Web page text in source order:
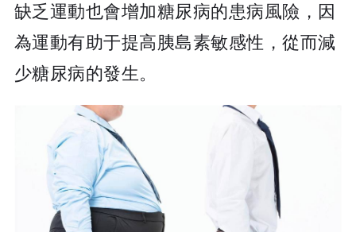
缺乏運動也會增加糖尿病的患病風險，因
為運動有助于提高胰島素敏感性，從而減
少糖尿病的發生。